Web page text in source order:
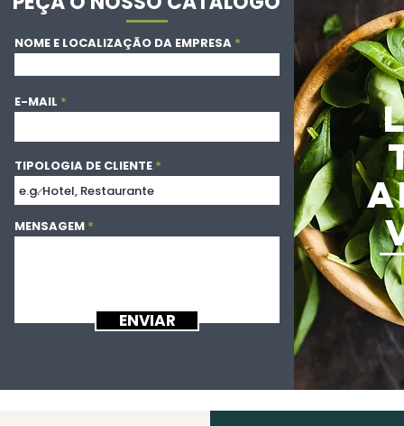
NOME E LOCALIZAÇÃO DA EMPRESA
E-MAIL
TIPOLOGIA DE CLIENTE
MENSAGEM
ENVIAR